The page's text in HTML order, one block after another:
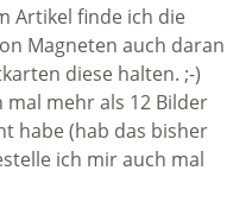
Artikel finde ich die
Magneten auch daran
diese halten. ;-)
mal mehr als 12 Bilder
habe (hab das bisher
ich mir auch mal